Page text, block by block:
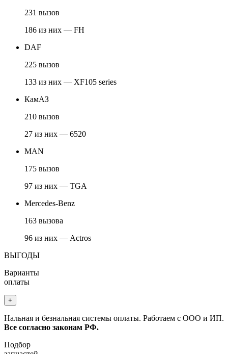
231 вызов
186 из них — FH
DAF
225 вызов
133 из них — XF105 series
КамАЗ
210 вызов
27 из них — 6520
MAN
175 вызов
97 из них — TGA
Mercedes-Benz
163 вызова
96 из них — Actros
ВЫГОДЫ
Варианты
оплаты
+
Нальная и безнальная системы оплаты. Работаем с ООО и ИП.
Все согласно законам РФ.
Подбор